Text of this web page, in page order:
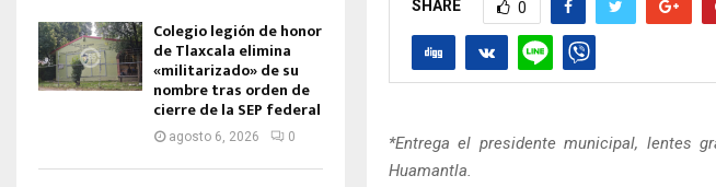
SHARE 0
*Entrega el presidente municipal, lentes
Huamantla.
Colegio legión de honor
de Tlaxcala elimina
«militarizado» de su
nombre tras orden de
cierre de la SEP federal
agosto 6, 2026 0